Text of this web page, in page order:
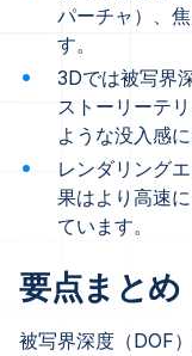
パーチャ）、
す。
3Dでは被写界
ストーリーテ
ような没入感
レンダリング
果はより高速
ています。
要点まとめ
被写界深度（DOF